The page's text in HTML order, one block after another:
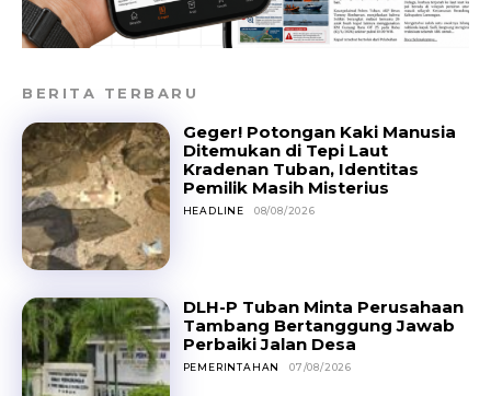
BERITA TERBARU
Geger! Potongan Kaki Manusia
Ditemukan di Tepi Laut
Kradenan Tuban, Identitas
Pemilik Masih Misterius
HEADLINE 08/08/2026
DLH-P Tuban Minta Perusahaan
Tambang Bertanggung Jawab
Perbaiki Jalan Desa
PEMERINTAHAN 07/08/2026